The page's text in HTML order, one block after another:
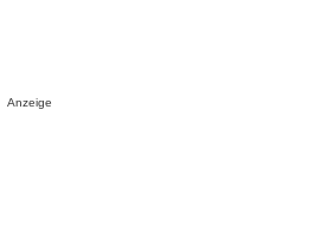
Anzeige